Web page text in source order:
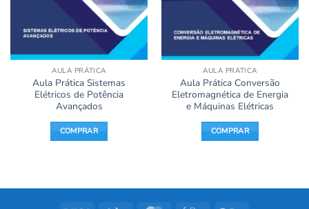
AULA PRÁTICA
Aula Prática Sistemas
Elétricos de Potência
Avançados
COMPRAR
AULA PRÁTICA
Aula Prática Conversão
Eletromagnética de Energia
e Máquinas Elétricas
COMPRAR